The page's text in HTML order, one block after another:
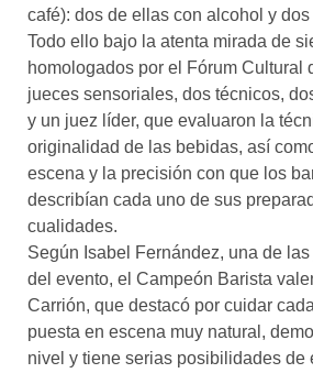
café): dos de ellas con alcohol y dos
Todo ello bajo la atenta mirada de
homologados por el Fórum Cultural
jueces sensoriales, dos técnicos,
y un juez líder, que evaluaron la
originalidad de las bebidas, así
escena y la precisión con que los
describían cada uno de sus
cualidades.
Según Isabel Fernández, una de las
del evento, el Campeón Barista
Carrión, que destacó por cuidar
puesta en escena muy natural,
nivel y tiene serias posibilidades de